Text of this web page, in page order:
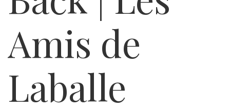
Amis de
Laballe